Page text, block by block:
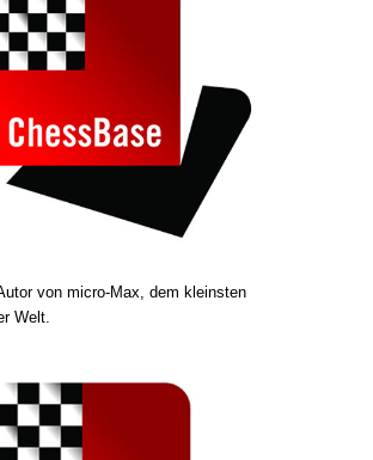
von micro-Max, dem kleinsten
Welt.